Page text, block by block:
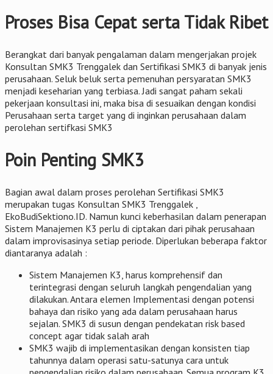
Proses Bisa Cepat serta Tidak Ribet
Berangkat dari banyak pengalaman dalam mengerjakan projek
Konsultan SMK3 Trenggalek dan Sertifikasi SMK3 di banyak jenis
perusahaan. Seluk beluk serta pemenuhan persyaratan SMK3
menjadi keseharian yang terbiasa. Jadi sangat paham sekali
pekerjaan konsultasi ini, maka bisa di sesuaikan dengan kondisi
Perusahaan serta target yang di inginkan perusahaan dalam
perolehan sertifkasi SMK3
Poin Penting SMK3
Bagian awal dalam proses perolehan Sertifikasi SMK3
merupakan tugas Konsultan SMK3 Trenggalek ,
EkoBudiSektiono.ID. Namun kunci keberhasilan dalam penerapan
Sistem Manajemen K3 perlu di ciptakan dari pihak perusahaan
dalam improvisasinya setiap periode. Diperlukan beberapa faktor
diantaranya adalah :
Sistem Manajemen K3, harus komprehensif dan
terintegrasi dengan seluruh langkah pengendalian yang
dilakukan. Antara elemen Implementasi dengan potensi
bahaya dan risiko yang ada dalam perusahaan harus
sejalan. SMK3 di susun dengan pendekatan risk based
concept agar tidak salah arah
SMK3 wajib di implementasikan dengan konsisten tiap
tahunnya dalam operasi satu-satunya cara untuk